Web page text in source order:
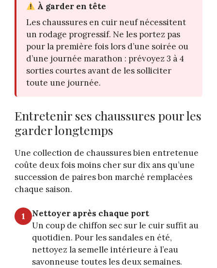
À garder en tête
Les chaussures en cuir neuf nécessitent
un rodage progressif. Ne les portez pas
pour la première fois lors d’une soirée ou
d’une journée marathon : prévoyez 3 à 4
sorties courtes avant de les solliciter
toute une journée.
Entretenir ses chaussures pour les
garder longtemps
Une collection de chaussures bien entretenue
coûte deux fois moins cher sur dix ans qu’une
succession de paires bon marché remplacées
chaque saison.
1
Nettoyer après chaque port
Un coup de chiffon sec sur le cuir suffit au
quotidien. Pour les sandales en été,
nettoyez la semelle intérieure à l’eau
savonneuse toutes les deux semaines.